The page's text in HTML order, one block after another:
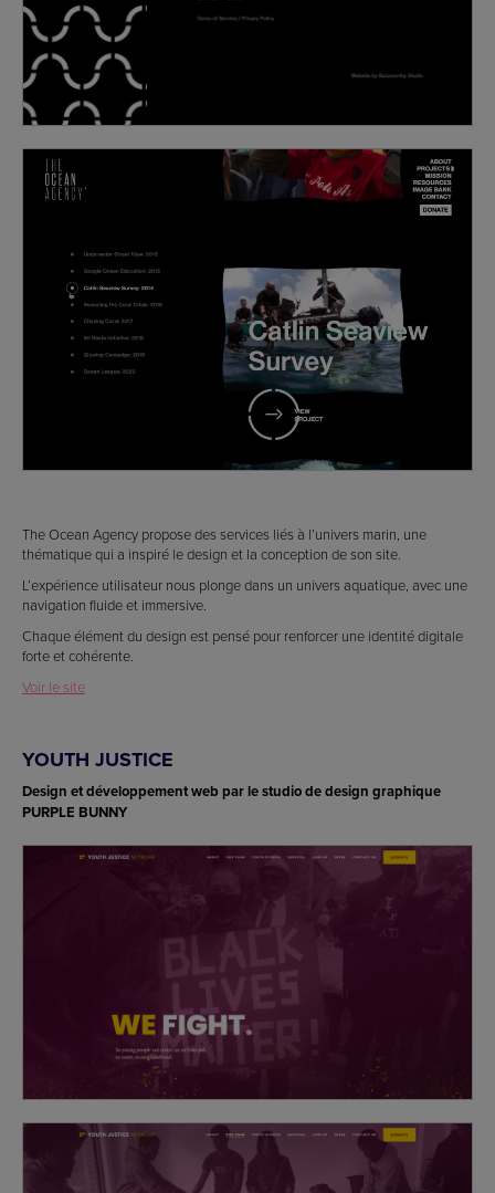
The Ocean Agency propose des services liés à l’univers marin, une
thématique qui a inspiré le design et la conception de son site.
L’expérience utilisateur nous plonge dans un univers aquatique, avec une
navigation fluide et immersive.
Chaque élément du design est pensé pour renforcer une identité digitale
forte et cohérente.
Voir le site
YOUTH JUSTICE
Design et développement web par le studio de design graphique
PURPLE BUNNY